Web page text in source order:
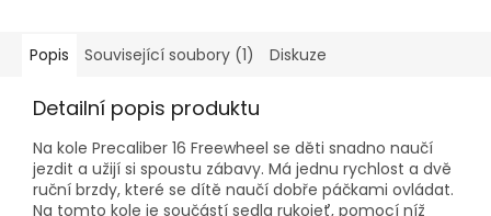
Popis Související soubory (1) Diskuze
Detailní popis produktu
Na kole Precaliber 16 Freewheel se děti snadno naučí
jezdit a užijí si spoustu zábavy. Má jednu rychlost a dvě
ruční brzdy, které se dítě naučí dobře páčkami ovládat.
Na tomto kole je součástí sedla rukojeť, pomocí níž